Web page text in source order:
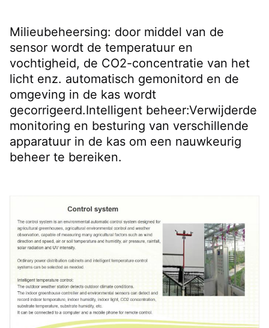
Milieubeheersing: door middel van de
sensor wordt de temperatuur en
vochtigheid, de CO2-concentratie van het
licht enz. automatisch gemonitord en de
omgeving in de kas wordt
gecorrigeerd.Intelligent beheer:Verwijderde
monitoring en besturing van verschillende
apparatuur in de kas om een nauwkeurig
beheer te bereiken.